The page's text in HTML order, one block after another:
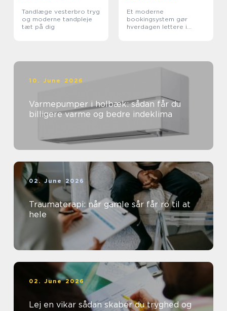
Tandlæge vesterbro tryg
og moderne tandpleje
tæt på dig
Et moderne
bookingsystem gør
hverdagen lettere i
10. June 2026
Varmepumper i holbæk: sådan får du
billigere varme og bedre indeklima
02. June 2026
Traumaterapi: når gamle sår får ro til at
hele
02. June 2026
Lej en vikar sådan skaber du tryghed og